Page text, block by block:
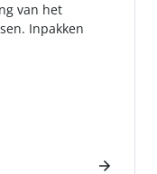
van het
Inpakken